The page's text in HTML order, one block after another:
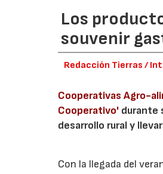
Los
souvenir
Redacción Tierras /
Cooperativas Agro-
Cooperativo' durante
desarrollo rural y
Con la llegada del